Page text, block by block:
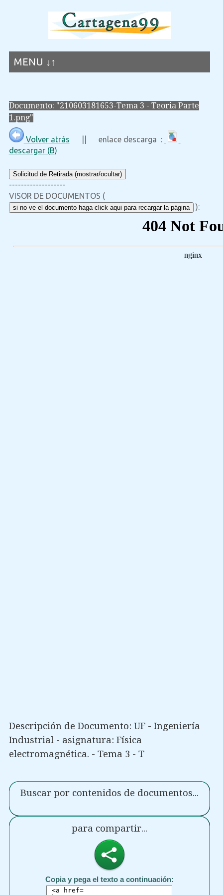
MENU ↓↑
Documento: "210603181653-Tema 3 - Teoria Parte
1.png"
Volver atrás || enlace descarga :
descargar (B)
Solicitud de Retirada (mostrar/ocultar)
-------------------
VISOR DE DOCUMENTOS (
si no ve el documento haga click aqui para recargar la página ):
Descripción de Documento: UF - Ingeniería
Industrial - asignatura: Física
electromagnética. - Tema 3 - T
Buscar por contenidos de documentos...
para compartir...
Copia y pega el texto a continuación: